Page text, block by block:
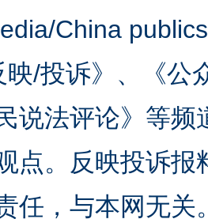
China
/投诉》、《公
说法评论》等
点。反映投诉
任，与本网无